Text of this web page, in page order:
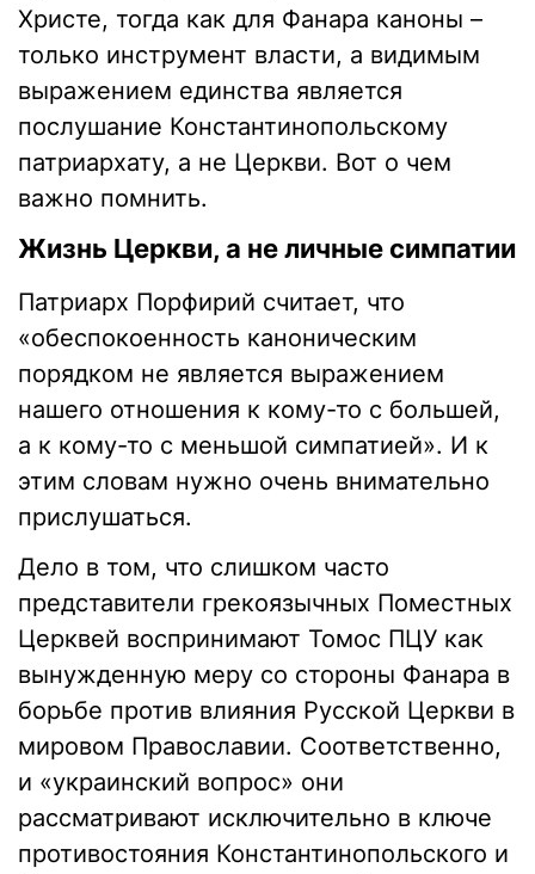
Христе, тогда как для Фанара каноны –
только инструмент власти, а видимым
выражением единства является
послушание Константинопольскому
патриархату, а не Церкви. Вот о чем
важно помнить.
Жизнь Церкви, а не личные симпатии
Патриарх Порфирий считает, что
«обеспокоенность каноническим
порядком не является выражением
нашего отношения к кому-то с большей,
а к кому-то с меньшой симпатией». И к
этим словам нужно очень внимательно
прислушаться.
Дело в том, что слишком часто
представители грекоязычных Поместных
Церквей воспринимают Томос ПЦУ как
вынужденную меру со стороны Фанара в
борьбе против влияния Русской Церкви в
мировом Православии. Соответственно,
и «украинский вопрос» они
рассматривают исключительно в ключе
противостояния Константинопольского и